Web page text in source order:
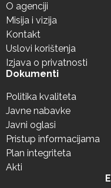
O agenciji
Misija i vizija
Kontakt
Uslovi korištenja
Izjava o privatnosti
Dokumenti
Politika kvaliteta
Javne nabavke
Javni oglasi
Pristup informacijama
Plan integriteta
Akti